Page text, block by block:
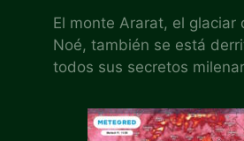
El monte Ararat, el glaciar
Noé, también se está
todos sus secretos